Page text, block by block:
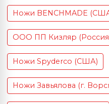
Ножи BENCHMADE
ООО ПП Кизляр
Ножи Spyderco (США)
Ножи Завьялова (г.